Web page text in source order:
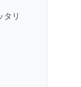
タリ